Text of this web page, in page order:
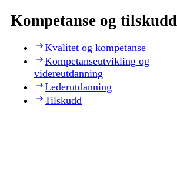
Kompetanse og tilskudd
Kvalitet og kompetanse
Kompetanseutvikling og
videreutdanning
Lederutdanning
Tilskudd